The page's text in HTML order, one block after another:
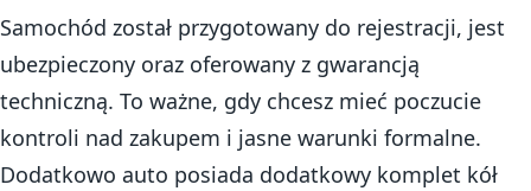
Samochód został przygotowany do rejestracji, jest
ubezpieczony oraz oferowany z gwarancją
techniczną. To ważne, gdy chcesz mieć poczucie
kontroli nad zakupem i jasne warunki formalne.
Dodatkowo auto posiada dodatkowy komplet kół